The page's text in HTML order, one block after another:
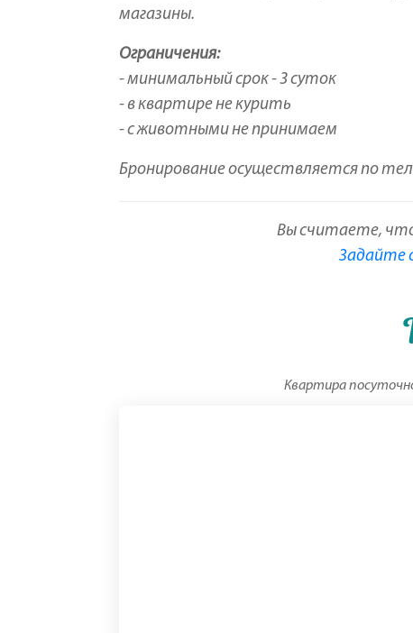
магазины.
Ограничения:
- минимальный срок - 3 суток
- в квартире не курить
- с животными не принимаем
Бронирование осуществляется по
Вы считаете,
Задайте
Квартира